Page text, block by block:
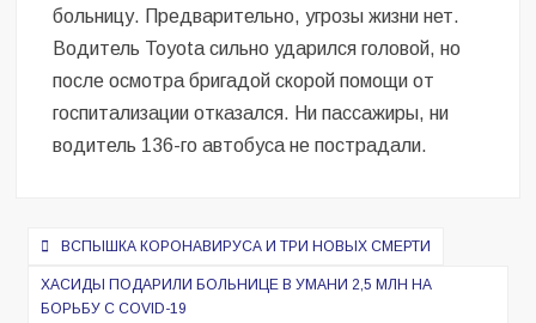
больницу. Предварительно, угрозы жизни нет.
Водитель Toyota сильно ударился головой, но
после осмотра бригадой скорой помощи от
госпитализации отказался. Ни пассажиры, ни
водитель 136-го автобуса не пострадали.
Навигация
по
ВСПЫШКА КОРОНАВИРУСА И ТРИ НОВЫХ СМЕРТИ
ХАСИДЫ ПОДАРИЛИ БОЛЬНИЦЕ В УМАНИ 2,5 МЛН НА
БОРЬБУ С COVID-19